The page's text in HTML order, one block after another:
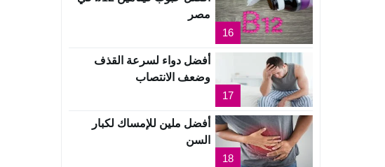
16
مصر
17
أفضل دواء لسرعة القذف
وضعف الانتصاب
18
أفضل ملين للإمساك لكبار
السن